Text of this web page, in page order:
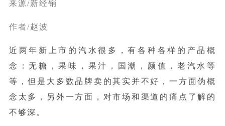
来源/新经销
作者/赵波
近两年新上市的汽水很多，有各种各样的产品概
念：无糖，果味，果汁，国潮，颜值，老汽水等
等，但是大多数品牌卖的其实并不好，一方面伪概
念太多，另外一方面，对市场和渠道的痛点了解的
不够深。